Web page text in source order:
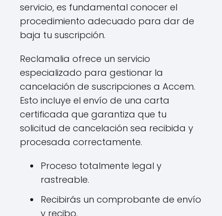
servicio, es fundamental conocer el
procedimiento adecuado para dar de
baja tu suscripción.
Reclamalia ofrece un servicio
especializado para gestionar la
cancelación de suscripciones a Accem.
Esto incluye el envío de una carta
certificada que garantiza que tu
solicitud de cancelación sea recibida y
procesada correctamente.
Proceso totalmente legal y
rastreable.
Recibirás un comprobante de envío
y recibo.